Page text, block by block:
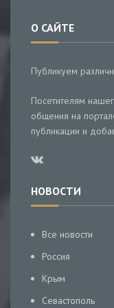
О САЙТЕ
Публикуем
Посетителям
общения на
публикации и
НОВОСТИ
Все новости
Россия
Крым
Севастополь